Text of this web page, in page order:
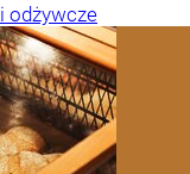
odżywcze